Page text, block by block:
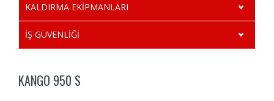
KALDIRMA EKİPMANLARI
İŞ GÜVENLİĞİ
KANGO 950 S